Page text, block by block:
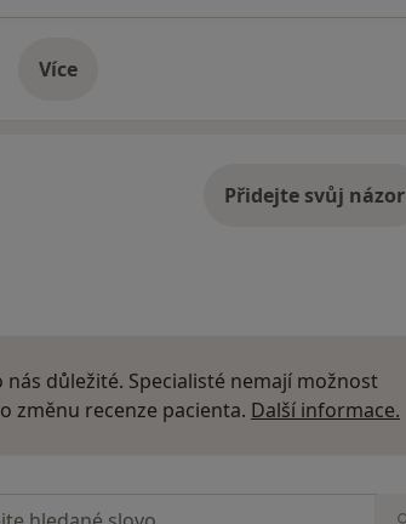
Víceo adrese
Přidejte svůj názor
důležité. Specialisté nemají možnost
změnu recenze pacienta. Další informace.
v názorech